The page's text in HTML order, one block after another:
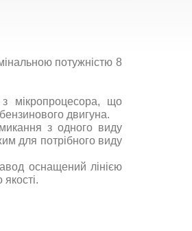
потужністю 8
мікропроцесора, що
двигуна.
з одного виду
для потрібного виду
оснащений лінією